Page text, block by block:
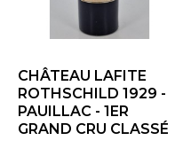
CHÂTEAU LAFITE
ROTHSCHILD 1929 -
PAUILLAC - 1ER
GRAND CRU CLASSÉ